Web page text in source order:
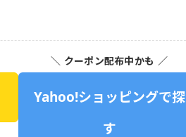
＼ クーポン配布中かも ／
Yahoo!ショッピングで探
す